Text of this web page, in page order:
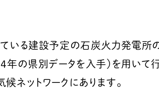
ている建設予定の石炭火力発電
の県別データを入手）を用いて
ネットワークにあります。